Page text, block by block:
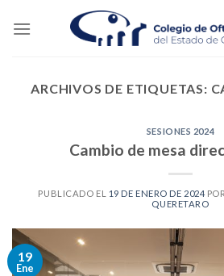
ARCHIVOS DE ETIQUETAS:
SESIONES 2024
Cambio de mesa
PUBLICADO EL 19 DE ENERO DE 2024 POR
QUERETARO
19
Ene